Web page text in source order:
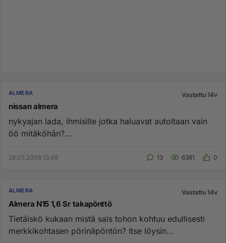
ALMERA Vastattu 14v
nissan almera
nykyajan lada, ihmisille jotka haluavat autoltaan vain
öö mitäköhän?...
28.05.2008 13:49 13 6381 0
ALMERA Vastattu 14v
Almera N15 1,6 Sr takapönttö
Tietäiskö kukaan mistä sais tohon kohtuu edullisesti
merkkikohtasen pörinäpöntön? Itse löysin